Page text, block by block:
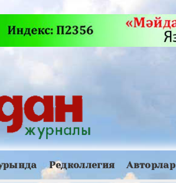
Редколлегия Авторлар